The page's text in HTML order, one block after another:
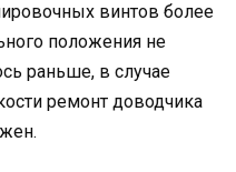
винтов более
положения не
раньше, в случае
ремонт доводчика